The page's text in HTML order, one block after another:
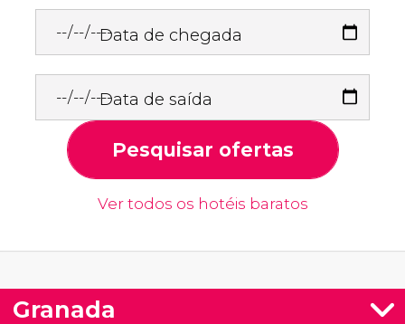
Data de chegada
Data de saída
Pesquisar ofertas
Ver todos os hotéis baratos
Granada